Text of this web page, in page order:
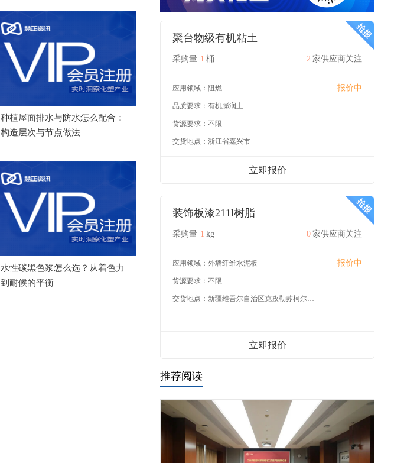
种植屋面排水与防水怎么配合：
构造层次与节点做法
水性碳黑色浆怎么选？从着色力
到耐候的平衡
聚台物级有机粘土
采购量 1 桶 2 家供应商关注
应用领域： 阻燃 报价中
品质要求： 有机膨润土
货源要求： 不限
交货地点： 浙江省嘉兴市
立即报价
装饰板漆211l树脂
采购量 1 kg 0 家供应商关注
应用领域： 外墙纤维水泥板 报价中
货源要求： 不限
交货地点： 新疆维吾尔自治区克孜勒苏柯尔克孜自治州
立即报价
推荐阅读